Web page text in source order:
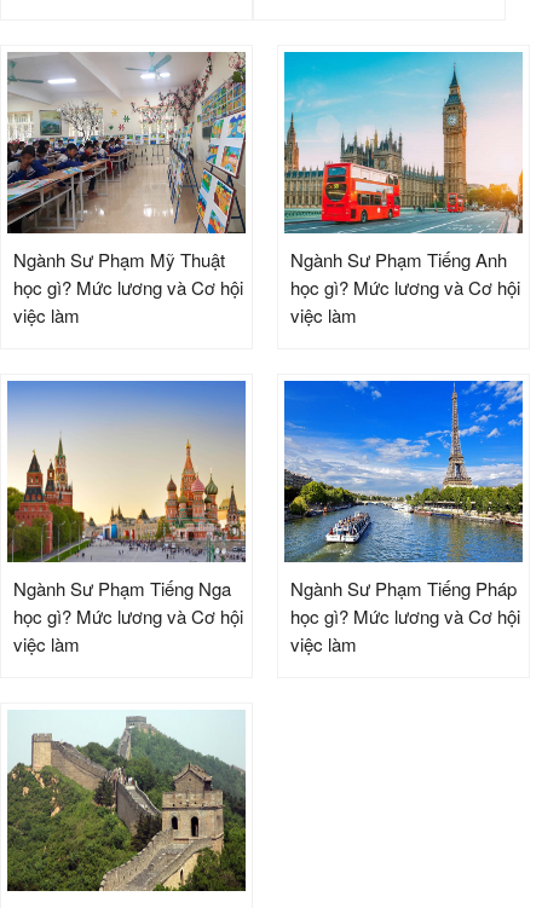
Ngành Sư Phạm Mỹ Thuật
học gì? Mức lương và Cơ hội
việc làm
Ngành Sư Phạm Tiếng Anh
học gì? Mức lương và Cơ hội
việc làm
Ngành Sư Phạm Tiếng Nga
học gì? Mức lương và Cơ hội
việc làm
Ngành Sư Phạm Tiếng Pháp
học gì? Mức lương và Cơ hội
việc làm